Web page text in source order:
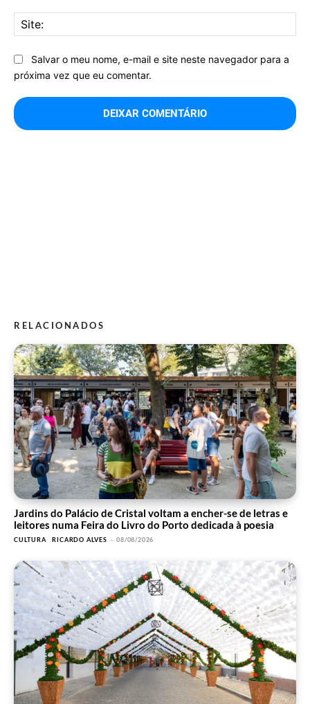
Salvar o meu nome, e-mail e site neste navegador para a
próxima vez que eu comentar.
RELACIONADOS
Jardins do Palácio de Cristal voltam a encher-se de letras e
leitores numa Feira do Livro do Porto dedicada à poesia
CULTURA RICARDO ALVES - 08/08/2026